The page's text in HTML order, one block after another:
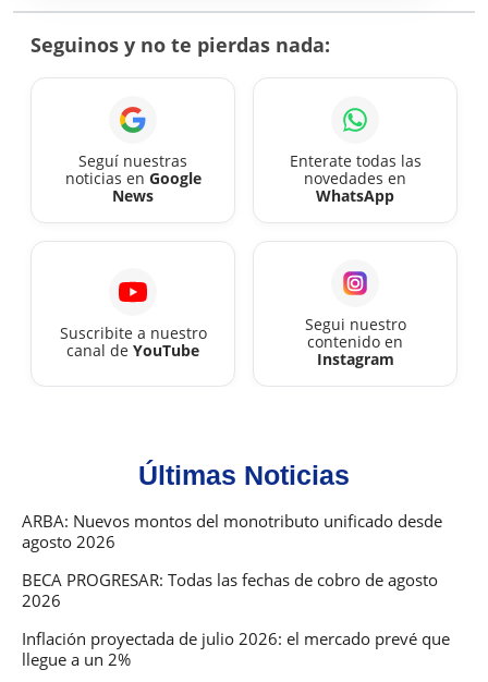
agosto
Seguinos y no te pierdas nada:
Seguí nuestras
noticias en Google
News
Enterate todas las
novedades en
WhatsApp
Suscribite a nuestro
canal de YouTube
Segui nuestro
contenido en
Instagram
Últimas Noticias
ARBA: Nuevos montos del monotributo unificado desde
agosto 2026
BECA PROGRESAR: Todas las fechas de cobro de agosto
2026
Inflación proyectada de julio 2026: el mercado prevé que
llegue a un 2%